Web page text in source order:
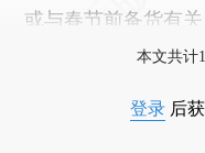
或与春节前备货有关
本文共计
登录 后